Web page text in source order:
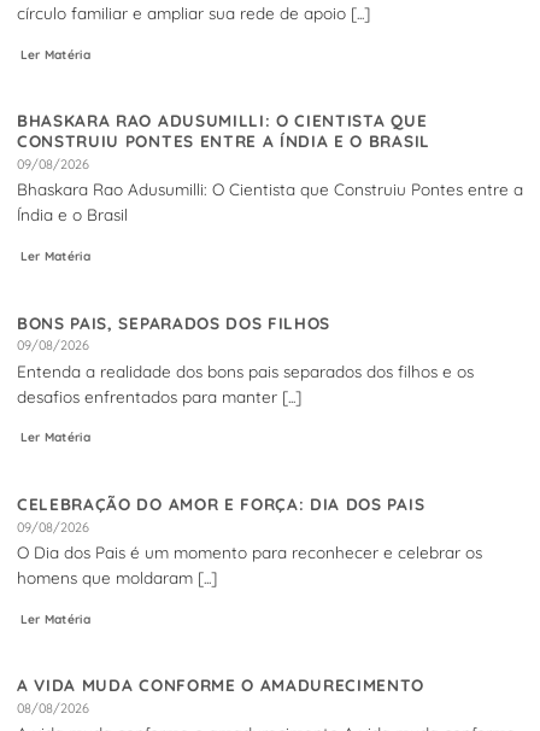
círculo familiar e ampliar sua rede de apoio [...]
Ler Matéria
BHASKARA RAO ADUSUMILLI: O CIENTISTA QUE
CONSTRUIU PONTES ENTRE A ÍNDIA E O BRASIL
09/08/2026
Bhaskara Rao Adusumilli: O Cientista que Construiu Pontes entre a
Índia e o Brasil
Ler Matéria
BONS PAIS, SEPARADOS DOS FILHOS
09/08/2026
Entenda a realidade dos bons pais separados dos filhos e os
desafios enfrentados para manter [...]
Ler Matéria
CELEBRAÇÃO DO AMOR E FORÇA: DIA DOS PAIS
09/08/2026
O Dia dos Pais é um momento para reconhecer e celebrar os
homens que moldaram [...]
Ler Matéria
A VIDA MUDA CONFORME O AMADURECIMENTO
08/08/2026